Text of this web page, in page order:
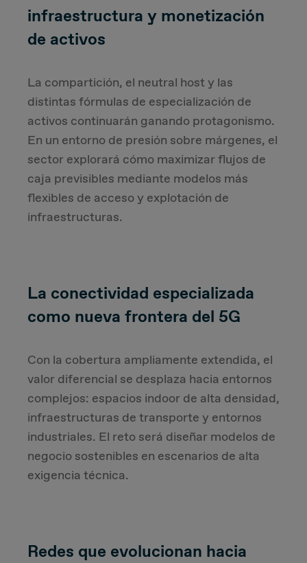
infraestructura y monetización
de activos
La compartición, el neutral host y las
distintas fórmulas de especialización de
activos continuarán ganando protagonismo.
En un entorno de presión sobre márgenes, el
sector explorará cómo maximizar flujos de
caja previsibles mediante modelos más
flexibles de acceso y explotación de
infraestructuras.
La conectividad especializada
como nueva frontera del 5G
Con la cobertura ampliamente extendida, el
valor diferencial se desplaza hacia entornos
complejos: espacios indoor de alta densidad,
infraestructuras de transporte y entornos
industriales. El reto será diseñar modelos de
negocio sostenibles en escenarios de alta
exigencia técnica.
Redes que evolucionan hacia